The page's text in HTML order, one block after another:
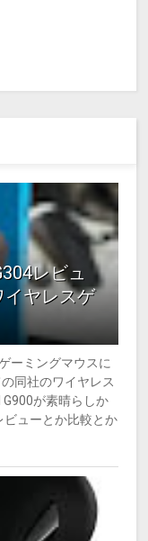
レビュ
ヤレスゲ
ーミングマウスに
同社のワイヤレス
が素晴らしか
ビューとか比較とか